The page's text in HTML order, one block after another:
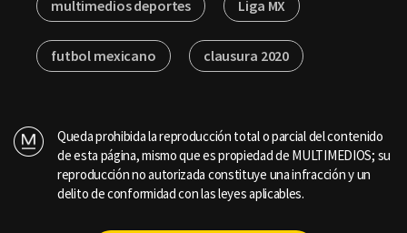
multimedios deportes Liga MX
futbol mexicano clausura 2020
Queda prohibida la reproducción total o parcial del contenido
de esta página, mismo que es propiedad de MULTIMEDIOS; su
reproducción no autorizada constituye una infracción y un
delito de conformidad con las leyes aplicables.